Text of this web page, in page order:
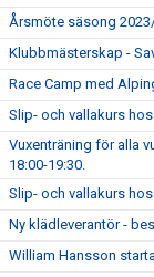
Årsmöte säsong
Klubbmästerskap -
Race Camp med
Slip- och vallakurs
Vuxenträning för alla
18:00-19:30.
Slip- och vallakurs
Ny klädleverantör -
William Hansson